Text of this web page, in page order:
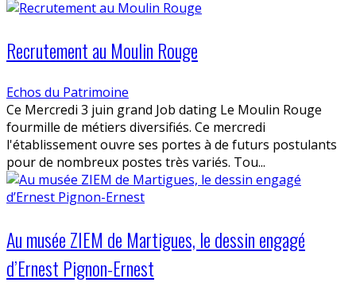
Recrutement au Moulin Rouge
Echos du Patrimoine
Ce Mercredi 3 juin grand Job dating Le Moulin Rouge
fourmille de métiers diversifiés. Ce mercredi
l'établissement ouvre ses portes à de futurs postulants
pour de nombreux postes très variés. Tou...
Au musée ZIEM de Martigues, le dessin engagé
d’Ernest Pignon-Ernest